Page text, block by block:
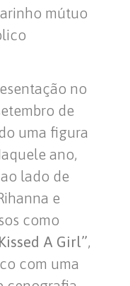
mútuo
no
de
uma figura
ano,
lado de
e
como
A Girl”,
com uma